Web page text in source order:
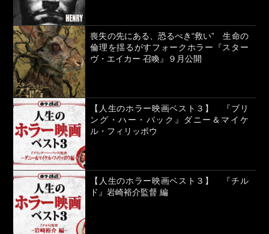
喪失の先にある、恐るべき“救い” 生命の
倫理を揺るがすフォークホラー『スター
ヴ・エイカー 召喚』９月公開
【人生のホラー映画ベスト３】 『ブリ
ング・ハー・バック』ダニー＆マイケ
ル・フィリッポウ
【人生のホラー映画ベスト３】 『チル
ド』岩崎裕介監督 編